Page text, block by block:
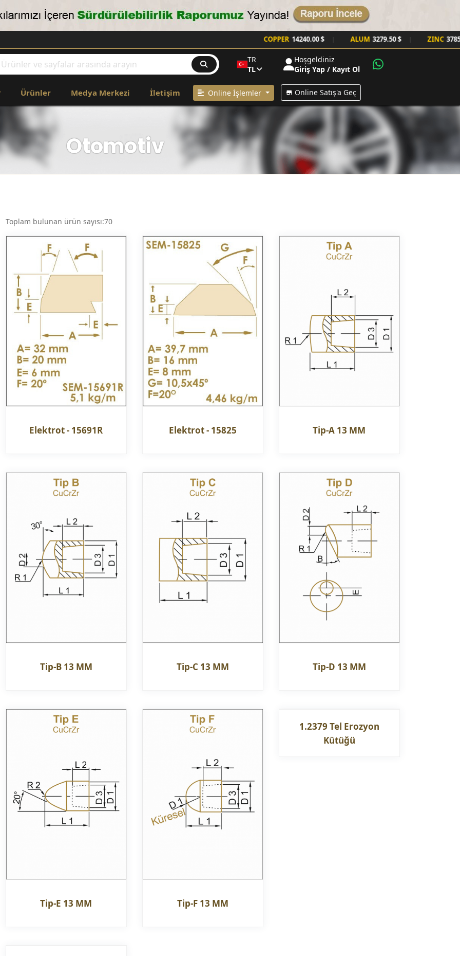
14240.00 $ | ALUM 3279.50 $ | ZINC 3785.00 $ |
TR
TL
Hoşgeldiniz
Giriş Yap / Kayıt Ol
Ürünler Medya Merkezi İletişim Online İşlemler Online Satış'a Geç
Otomotiv
Toplam bulunan ürün sayısı:70
Elektrot - 15691R Elektrot - 15825 Tip-A 13 MM
Tip-B 13 MM Tip-C 13 MM Tip-D 13 MM
Tip-E 13 MM Tip-F 13 MM
1.2379 Tel Erozyon
Kütüğü